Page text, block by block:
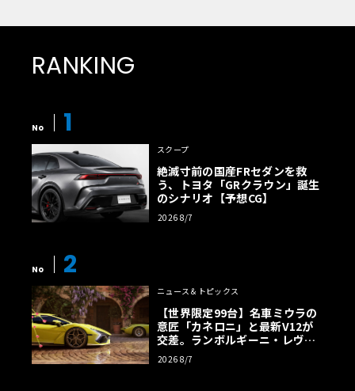
RANKING
No 1
スクープ
絶滅寸前の国産FRセダンを救
う、トヨタ「GRクラウン」誕生
のシナリオ【予想CG】
2026 8/7
No 2
ニュース＆トピックス
【世界限定99台】名車ミウラの
意匠「カネロニ」と最新V12が
交差。ランボルギーニ・レヴエ
ルトに60周年記念車が登場
2026 8/7